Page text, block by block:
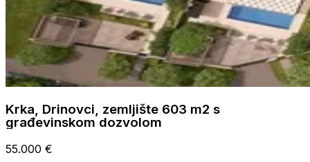
Krka, Drinovci, zemljište 603 m2 s
građevinskom dozvolom
55.000 €